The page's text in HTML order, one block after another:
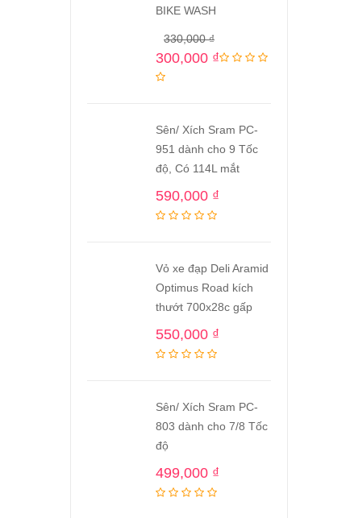
BIKE WASH
330,000₫
300,000 ₫
Sên/ Xích Sram PC-
951 dành cho 9 Tốc
độ, Có 114L mắt
590,000 ₫
Vỏ xe đạp Deli Aramid
Optimus Road kích
thướt 700x28c gấp
550,000 ₫
Sên/ Xích Sram PC-
803 dành cho 7/8 Tốc
độ
499,000 ₫